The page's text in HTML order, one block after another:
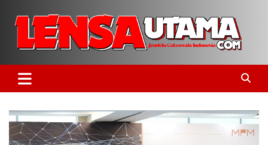
LensaUtama